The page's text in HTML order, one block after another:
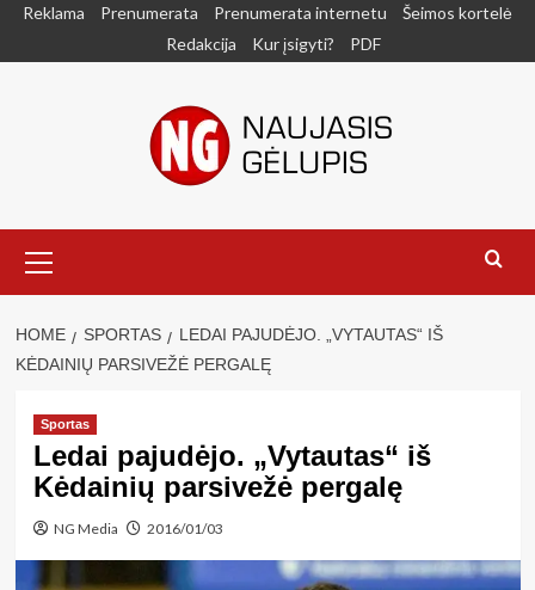
SkipReklama Prenumerata Prenumerata internetu
Šeimos kortelė
Redakcija
Kur įsigyti? PDF
Menu
HOME SPORTAS
LEDAI PAJUDĖJO. „VYTAUTAS“ IŠ
KĖDAINIŲ PARSIVEŽĖ PERGALĘ
Sportas
Ledai pajudėjo. „Vytautas“ iš
Kėdainių parsivežė pergalę
NG Media 2016/01/03